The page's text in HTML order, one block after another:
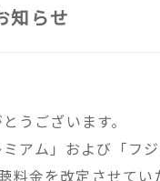
知らせ
うございます。
アム」および「フ
金を改定させて